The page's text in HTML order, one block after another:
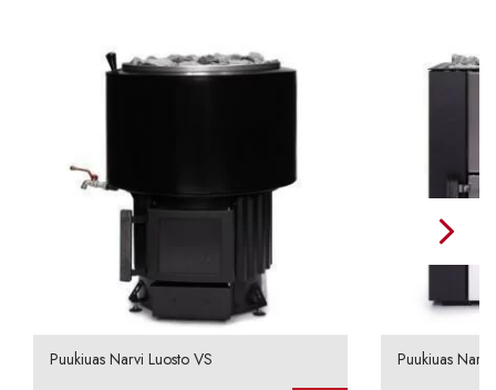
Puukiuas Narvi Luosto VS Puukiuas